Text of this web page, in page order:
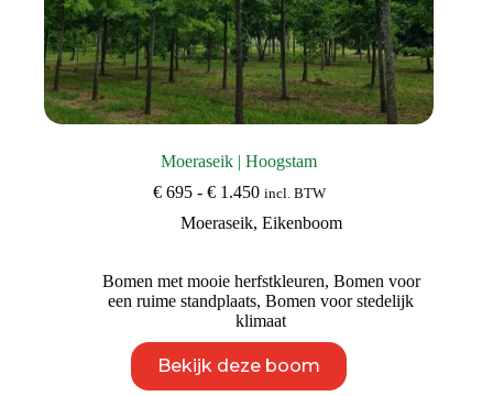
Moeraseik | Hoogstam
€695 - €1.450Prijsklasse:
tot
incl. BTW
Moeraseik, Eikenboom
Bomen met mooie herfstkleuren, Bomen voor
een ruime standplaats,Bomen voor stedelijk
klimaat
Bekijk deze boom
product
heeft